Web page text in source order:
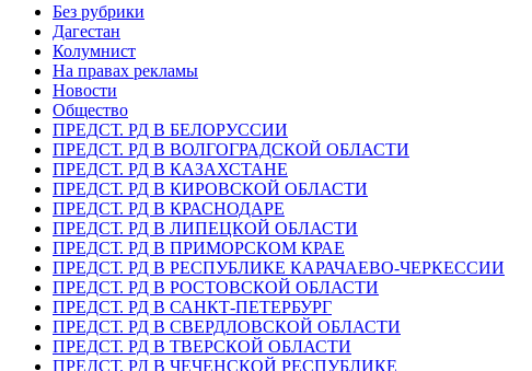
Без рубрики
Дагестан
Колумнист
На правах рекламы
Новости
Общество
ПРЕДСТ. РД В БЕЛОРУССИИ
ПРЕДСТ. РД В ВОЛГОГРАДСКОЙ ОБЛАСТИ
ПРЕДСТ. РД В КАЗАХСТАНЕ
ПРЕДСТ. РД В КИРОВСКОЙ ОБЛАСТИ
ПРЕДСТ. РД В КРАСНОДАРЕ
ПРЕДСТ. РД В ЛИПЕЦКОЙ ОБЛАСТИ
ПРЕДСТ. РД В ПРИМОРСКОМ КРАЕ
ПРЕДСТ. РД В РЕСПУБЛИКЕ КАРАЧАЕВО-ЧЕРКЕССИИ
ПРЕДСТ. РД В РОСТОВСКОЙ ОБЛАСТИ
ПРЕДСТ. РД В САНКТ-ПЕТЕРБУРГ
ПРЕДСТ. РД В СВЕРДЛОВСКОЙ ОБЛАСТИ
ПРЕДСТ. РД В ТВЕРСКОЙ ОБЛАСТИ
ПРЕДСТ. РД В ЧЕЧЕНСКОЙ РЕСПУБЛИКЕ